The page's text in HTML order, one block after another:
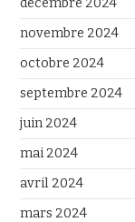
décembre 2024
novembre 2024
octobre 2024
septembre 2024
juin 2024
mai 2024
avril 2024
mars 2024